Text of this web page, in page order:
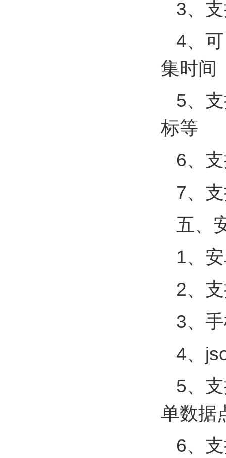
3、
4、
集时间
5、
标等
6、
7、
五、
1、
2、
3、
4、
5、
单数据
6、